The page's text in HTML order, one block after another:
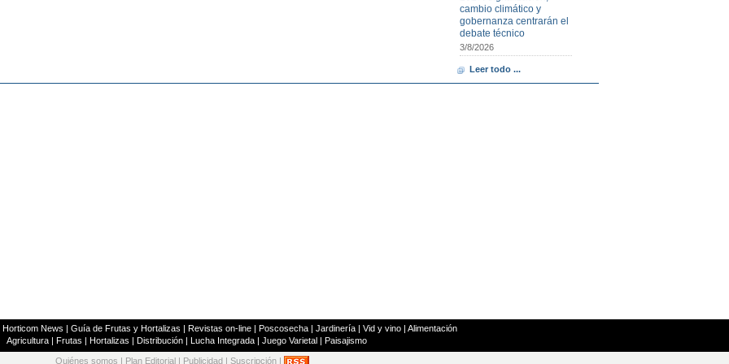
cambio climático y
gobernanza centrarán el
debate técnico
3/8/2026
Leer todo ...
Horticom News | Guía de Frutas y Hortalizas | Revistas on-line| Poscosecha| Jardinería| Vid y vino| Alimentación
Agricultura| Frutas | Hortalizas | Distribución| Lucha Integrada| Juego Varietal| Paisajismo
Quiénes somos Plan Editorial Publicidad Suscripción